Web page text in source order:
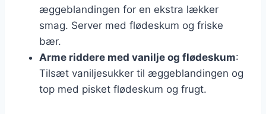
æggeblandingen for en ekstra lækker
smag. Server med flødeskum og friske
bær.
Arme riddere med vanilje og flødeskum:
Tilsæt vaniljesukker til æggeblandingen og
top med pisket flødeskum og frugt.